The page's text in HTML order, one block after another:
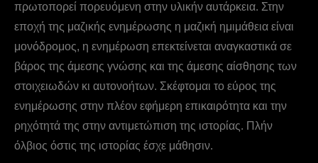
πρωτοπορεί πορευόμενη στην υλικήν αυτάρκεια. Στην
εποχή της μαζικής ενημέρωσης η μαζική ημιμάθεια είναι
μονόδρομος, η ενημέρωση επεκτείνεται αναγκαστικά σε
βάρος της άμεσης γνώσης και της άμεσης αίσθησης των
στοιχειωδών κι αυτονοήτων. Σκέφτομαι το εύρος της
ενημέρωσης στην πλέον εφήμερη επικαιρότητα και την
ρηχότητά της στην αντιμετώπιση της ιστορίας. Πλήν
όλβιος όστις της ιστορίας έσχε μάθησιν.